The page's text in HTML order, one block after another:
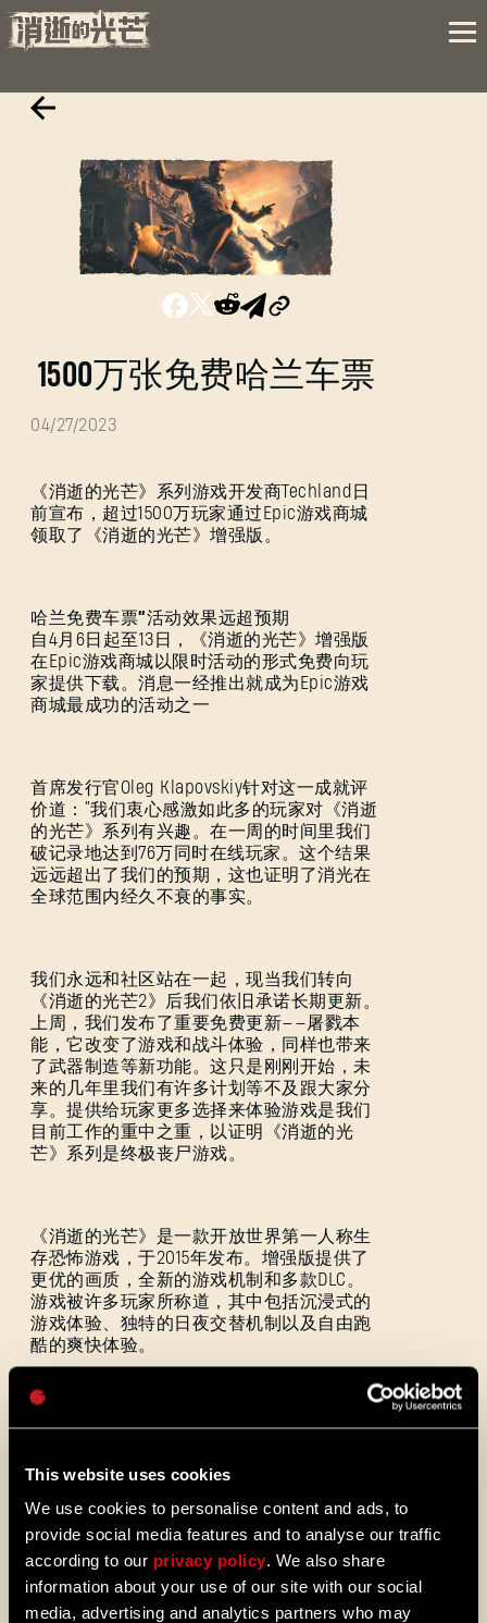
This website uses cookies
We use cookies to personalise content and ads, to
provide social media features and to analyse our traffic
according to our privacy policy. We also share
information about your use of our site with our social
media, advertising and analytics partners who may
1500万张免费哈兰车票
04/27/2023
《消逝的光芒》系列游戏开发商Techland日
前宣布，超过1500万玩家通过Epic游戏商城
领取了《消逝的光芒》增强版。
哈兰免费车票”活动效果远超预期
自4月6日起至13日，《消逝的光芒》增强版
在Epic游戏商城以限时活动的形式免费向玩
家提供下载。消息一经推出就成为Epic游戏
商城最成功的活动之一
首席发行官Oleg Klapovskiy针对这一成就评
价道：“我们衷心感激如此多的玩家对《消逝
的光芒》系列有兴趣。在一周的时间里我们
破记录地达到76万同时在线玩家。这个结果
远远超出了我们的预期，这也证明了消光在
全球范围内经久不衰的事实。
我们永远和社区站在一起，现当我们转向
《消逝的光芒2》后我们依旧承诺长期更新。
上周，我们发布了重要免费更新——屠戮本
能，它改变了游戏和战斗体验，同样也带来
了武器制造等新功能。这只是刚刚开始，未
来的几年里我们有许多计划等不及跟大家分
享。提供给玩家更多选择来体验游戏是我们
目前工作的重中之重，以证明《消逝的光
芒》系列是终极丧尸游戏。
《消逝的光芒》是一款开放世界第一人称生
存恐怖游戏，于2015年发布。增强版提供了
更优的画质，全新的游戏机制和多款DLC。
游戏被许多玩家所称道，其中包括沉浸式的
游戏体验、独特的日夜交替机制以及自由跑
酷的爽快体验。
登录
电子邮箱地址
密码